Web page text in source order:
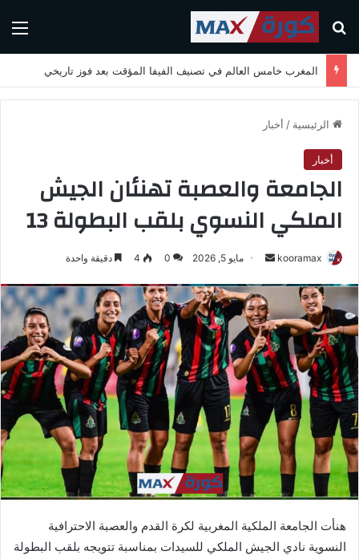
بحث عن
المغرب خامس العالم في تصنيف الفيفا المؤقت بعد فوز تاريخي
الرئيسية / أخبار
أخبار
الجامعة والعصبة تهنئان الجيش
الملكي النسوي بلقب البطولة 13
kooramax
س
ل
ب
ر
ي
د
إ
ك
و
ن
مايو 5, 2026 0
4 دقيقة واحدة
هنأت الجامعة الملكية المغربية لكرة القدم والعصبة الاحترافية
النسوية نادي الجيش الملكي للسيدات بمناسبة تتويجه بلقب البطولة